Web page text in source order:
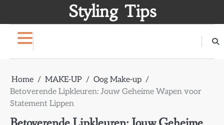
Styling Tips
Home MAKE-UP
Oog Make-up
Betoverende Lipkleuren: Jouw Geheime Wapen voor
Statement Lippen